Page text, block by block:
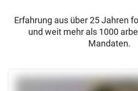
Erfahrung aus über 25 Jahren
und weit mehr als 1000
Mandaten.